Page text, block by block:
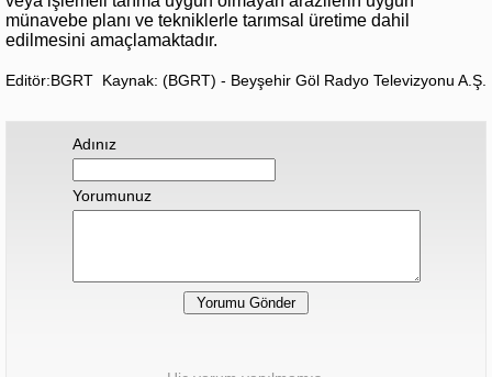
münavebe planı ve tekniklerle tarımsal üretime dahil
edilmesini amaçlamaktadır.
Editör:BGRT Kaynak: (BGRT) - Beyşehir Göl Radyo Televizyonu A.Ş.
Adınız
Yorumunuz